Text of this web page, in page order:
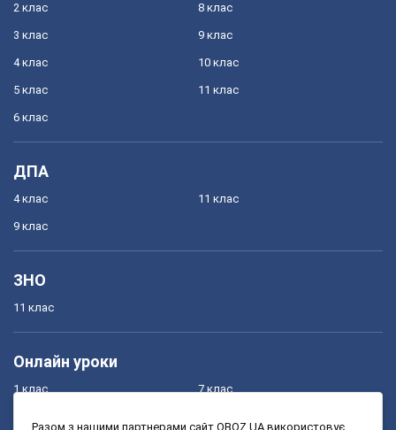
2 клас
3 клас
4 клас
5 клас
6 клас
8 клас
9 клас
10 клас
11 клас
ДПА
4 клас
9 клас
11 клас
ЗНО
11 клас
Онлайн уроки
1 клас 7 клас
Разом з нашими партнерами сайт OBOZ.UA використовує